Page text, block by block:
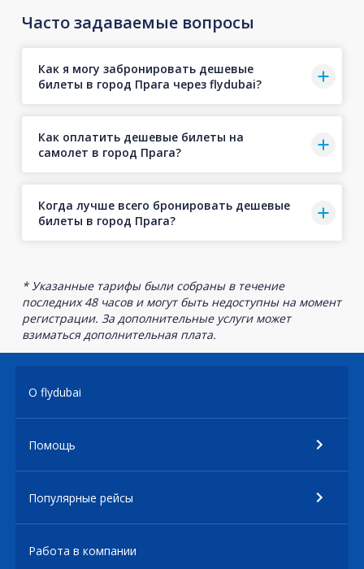
Часто задаваемые вопросы
Как я могу забронировать дешевые
билеты в город Прага через flydubai?
Как оплатить дешевые билеты на
самолет в город Прага?
Когда лучше всего бронировать дешевые
билеты в город Прага?
* Указанные тарифы были собраны в течение
последних 48 часов и могут быть недоступны на момент
регистрации. За дополнительные услуги может
взиматься дополнительная плата.
О flydubai
Помощь
Популярные рейсы
Работа в компании